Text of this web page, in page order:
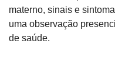
materno, sinais e
uma observação
de saúde.